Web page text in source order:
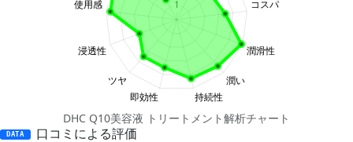
DHC Q10美容液 トリートメント解析チャート
DATA 口コミによる評価